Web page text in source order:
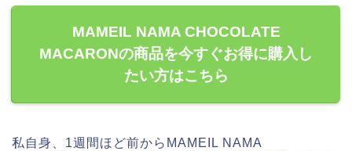
MAMEIL NAMA CHOCOLATE
MACARONの商品を今すぐお得に購入し
たい方はこちら
私自身、1週間ほど前からMAMEIL NAMA